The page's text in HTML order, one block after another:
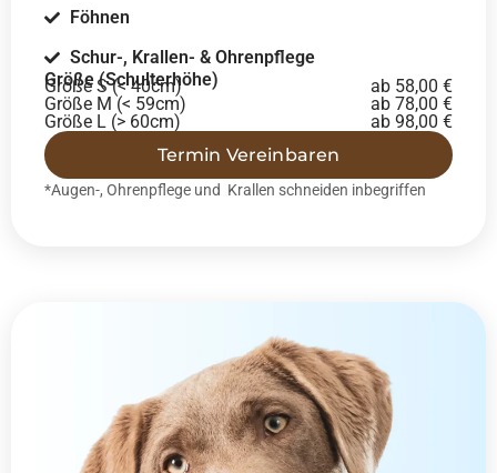
Föhnen
Schur-, Krallen- & Ohrenpflege
Größe (Schulterhöhe)
Größe S (< 40cm)
ab 58,00 €
Größe M (< 59cm)
ab 78,00 €
Größe L (> 60cm)
ab 98,00 €
Termin Vereinbaren
*Augen-, Ohrenpflege und Krallen schneiden inbegriffen